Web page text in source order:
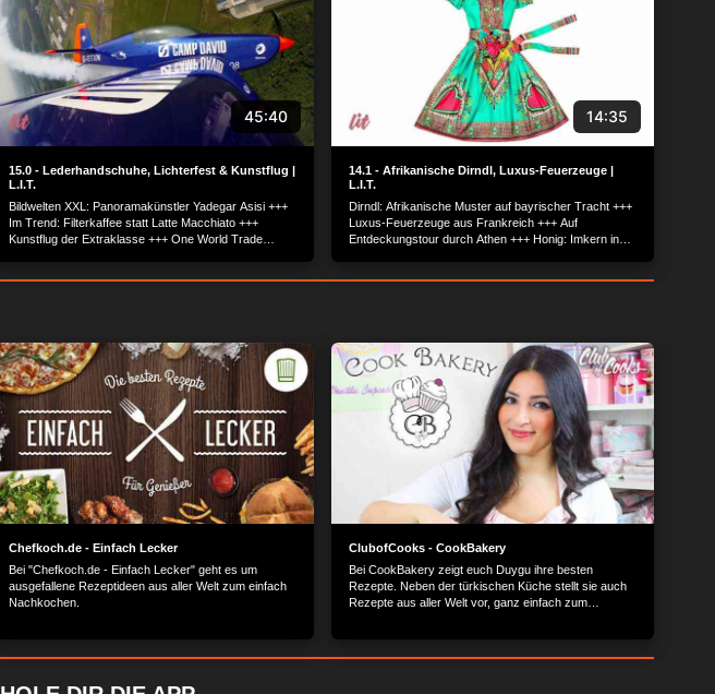
45:40
15.0 - Lederhandschuhe, Lichterfest & Kunstflug |
L.I.T.
Bildwelten XXL: Panoramakünstler Yadegar Asisi +++
Im Trend: Filterkaffee statt Latte Macchiato +++
Kunstflug der Extraklasse +++ One World Trade
14:35
14.1 - Afrikanische Dirndl, Luxus-Feuerzeuge |
L.I.T.
Dirndl: Afrikanische Muster auf bayrischer Tracht +++
Luxus-Feuerzeuge aus Frankreich +++ Auf
Entdeckungstour durch Athen +++ Honig: Imkern in
Chefkoch.de - Einfach Lecker
Bei "Chefkoch.de - Einfach Lecker" geht es um
ausgefallene Rezeptideen aus aller Welt zum einfach
Nachkochen.
ClubofCooks - CookBakery
Bei CookBakery zeigt euch Duygu ihre besten
Rezepte. Neben der türkischen Küche stellt sie auch
Rezepte aus aller Welt vor, ganz einfach zum